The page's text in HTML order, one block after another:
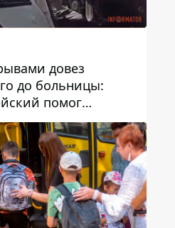
довез
до больницы:
помог
после атаки
район